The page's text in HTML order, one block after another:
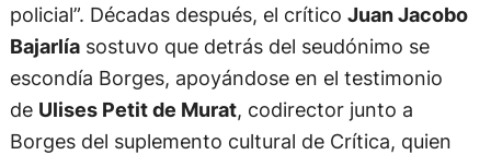
policial”. Décadas después, el crítico Juan Jacobo
Bajarlíasostuvo que detrás del seudónimo se
escondía Borges, apoyándose en el testimonio
de Ulises Petit de Murat, codirector junto a
Borges del suplemento cultural de Crítica, quien